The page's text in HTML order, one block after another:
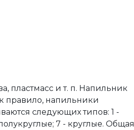
пластмасс и т. п. Напильник
правило, напильники
следующих типов: 1 -
7 - круглые. Общая